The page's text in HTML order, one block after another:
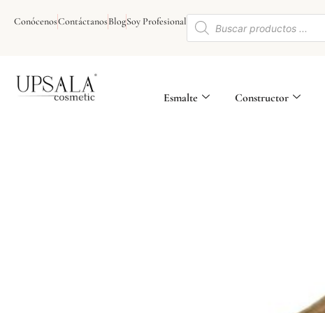
ConócenosContáctanosBlogSoy Profesional Búsqueda
Esmalte Constructor